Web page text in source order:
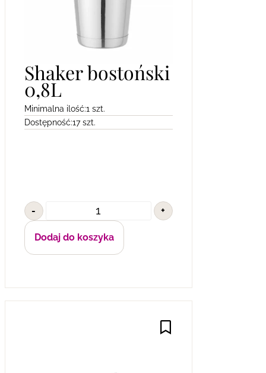
Shaker bostoński
0,8L
Minimalna ilość:1 szt.
Dostępność:17 szt.
- +
Dodaj do koszyka